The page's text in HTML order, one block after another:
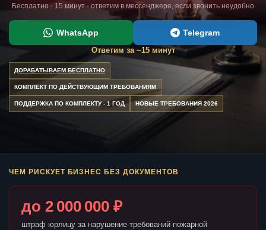
Бесплатно · 15 минут · ответим в мессенджере, если звонить неудобно
WhatsApp Telegram
Ответим за ~15 минут
ДОРАБАТЫВАЕМ БЕСПЛАТНО
КОМПЛЕКТ ПО ДЕЙСТВУЮЩИМ ТРЕБОВАНИЯМ
ПОДДЕРЖКА ПО КОМПЛЕКТУ - 1 ГОД НОВЫЕ ТРЕБОВАНИЯ 2026
ЧЕМ РИСКУЕТ БИЗНЕС БЕЗ ДОКУМЕНТОВ
до 2 000 000 ₽
штраф юрлицу за нарушение требований пожарной